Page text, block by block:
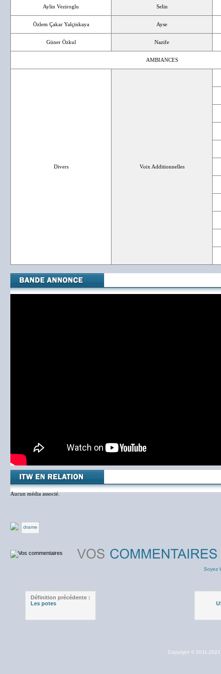
Aylin Veziroglu Selin
Özlem Çakar Yalçinkaya Ayse
Güner Özkul Nazife
AMBIANCES
Divers Voix Additionnelles
Aucun média associé.
drame
Soyez
Définition précédente :
Les potes
Copyright © 2011-